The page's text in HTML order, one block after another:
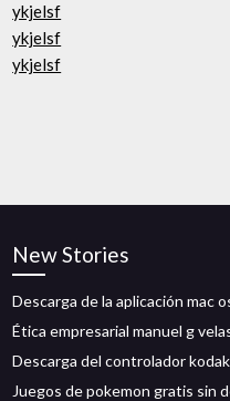
ykjelsf
ykjelsf
ykjelsf
New Stories
Descarga de la aplicación mac
Ética empresarial manuel g
Descarga del controlador
Juegos de pokemon gratis sin